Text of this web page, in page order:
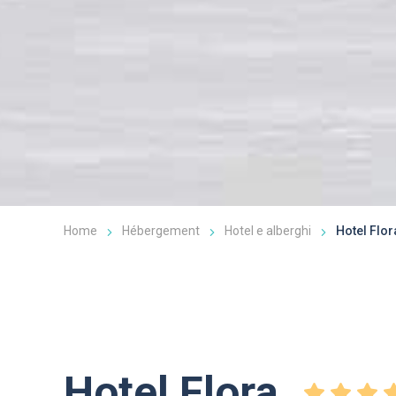
Home Hébergement Hotel e alberghi Hotel